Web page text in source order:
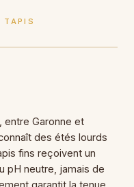
TAPIS
Garonne et
des étés lourds
fins reçoivent un
pH neutre, jamais de
garantit la tenue